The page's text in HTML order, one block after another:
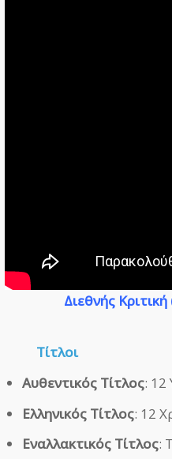
Διεθνής
Τίτλοι
Αυθεντικός Τίτλος: 12
Ελληνικός Τίτλος: 12
Εναλλακτικός Τίτλος: